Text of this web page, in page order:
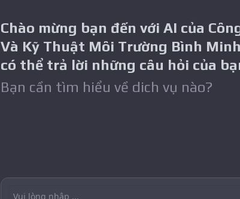
Chào mừng bạn đến với AI của
Và Kỹ Thuật Môi Trường Bình
có thể trả lời những câu hỏi của
Bạn cần tìm hiểu về dich vụ nào?